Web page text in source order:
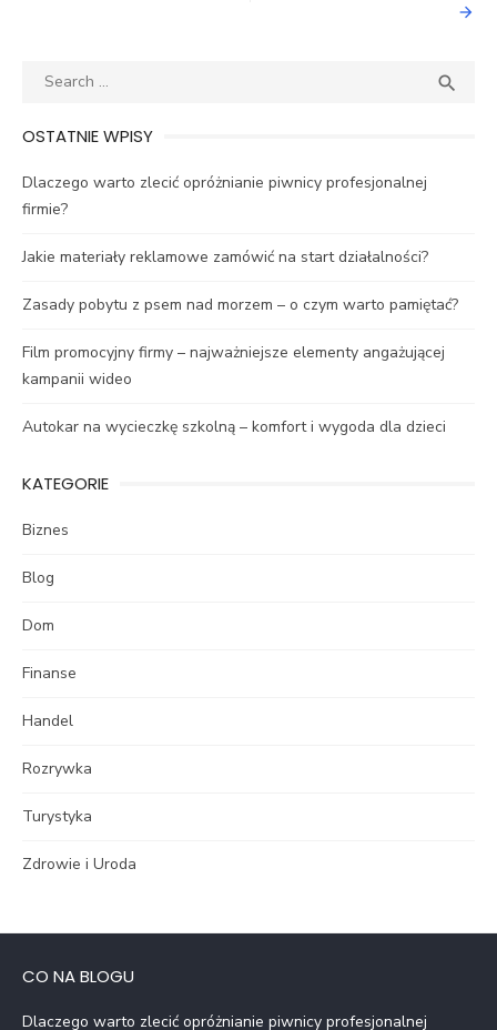
Search

OSTATNIE WPISY
Dlaczego warto zlecić opróżnianie piwnicy profesjonalnej
firmie?
Jakie materiały reklamowe zamówić na start działalności?
Zasady pobytu z psem nad morzem – o czym warto pamiętać?
Film promocyjny firmy – najważniejsze elementy angażującej
kampanii wideo
Autokar na wycieczkę szkolną – komfort i wygoda dla dzieci
KATEGORIE
Biznes
Blog
Dom
Finanse
Handel
Rozrywka
Turystyka
Zdrowie i Uroda
CO NA BLOGU
Dlaczego warto zlecić opróżnianie piwnicy profesjonalnej